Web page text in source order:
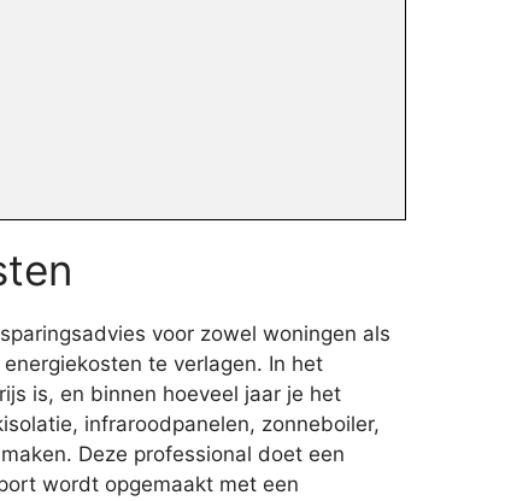
voor zowel woningen als
te verlagen. In het
is, en binnen hoeveel jaar je het
infraroodpanelen, zonneboiler,
Deze professional doet een
wordt opgemaakt met een